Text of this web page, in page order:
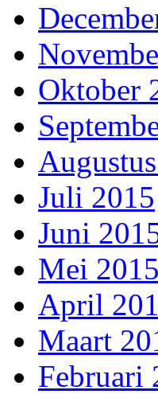
Oktober
Juli 2015
Juni
Mei 2015
April
Maart
Februari